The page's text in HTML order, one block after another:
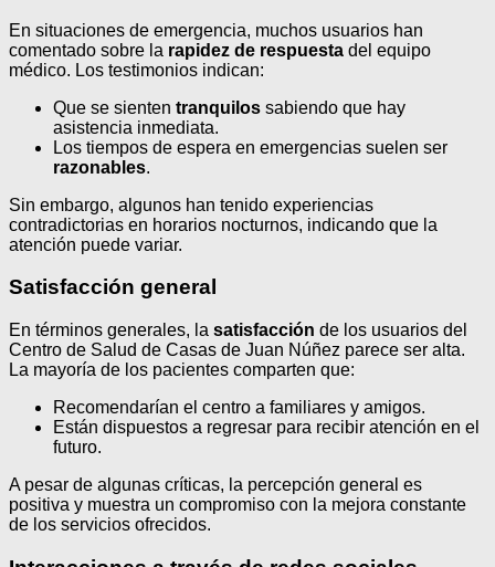
En situaciones de emergencia, muchos usuarios han
comentado sobre la rapidez de respuesta del equipo
médico. Los testimonios indican:
Que se sienten tranquilos sabiendo que hay
asistencia inmediata.
Los tiempos de espera en emergencias suelen ser
razonables.
Sin embargo, algunos han tenido experiencias
contradictorias en horarios nocturnos, indicando que la
atención puede variar.
Satisfacción general
En términos generales, la satisfacción de los usuarios del
Centro de Salud de Casas de Juan Núñez parece ser alta.
La mayoría de los pacientes comparten que:
Recomendarían el centro a familiares y amigos.
Están dispuestos a regresar para recibir atención en el
futuro.
A pesar de algunas críticas, la percepción general es
positiva y muestra un compromiso con la mejora constante
de los servicios ofrecidos.